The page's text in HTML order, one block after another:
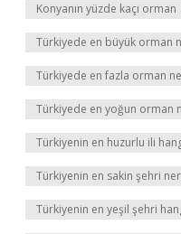
Konyanın yüzde kaçı orman
Türkiyede en büyük orman
Türkiyede en fazla orman
Türkiyede en yoğun orman
Türkiyenin en huzurlu ili
Türkiyenin en sakin şehri
Türkiyenin en yeşil şehri